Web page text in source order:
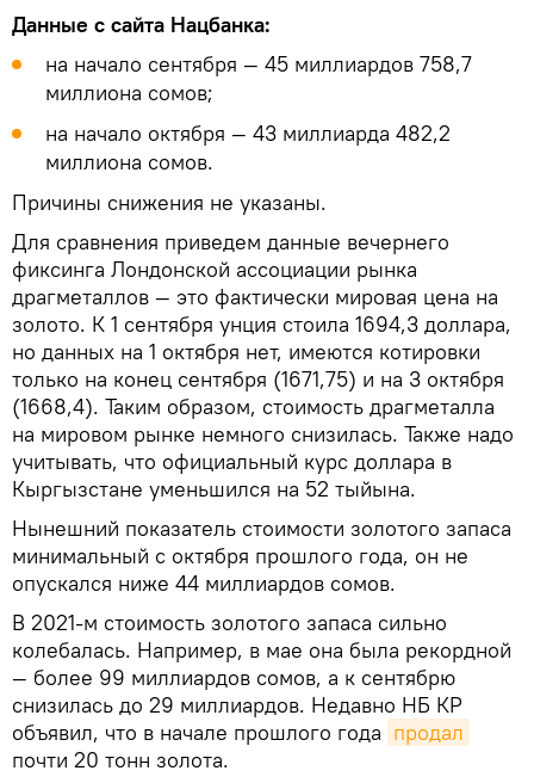
Данные с сайта Нацбанка:
на начало сентября — 45 миллиардов 758,7
миллиона сомов;
на начало октября — 43 миллиарда 482,2
миллиона сомов.
Причины снижения не указаны.
Для сравнения приведем данные вечернего
фиксинга Лондонской ассоциации рынка
драгметаллов — это фактически мировая цена на
золото. К 1 сентября унция стоила 1694,3 доллара,
но данных на 1 октября нет, имеются котировки
только на конец сентября (1671,75) и на 3 октября
(1668,4). Таким образом, стоимость драгметалла
на мировом рынке немного снизилась. Также надо
учитывать, что официальный курс доллара в
Кыргызстане уменьшился на 52 тыйына.
Нынешний показатель стоимости золотого запаса
минимальный с октября прошлого года, он не
опускался ниже 44 миллиардов сомов.
В 2021-м стоимость золотого запаса сильно
колебалась. Например, в мае она была рекордной
— более 99 миллиардов сомов, а к сентябрю
снизилась до 29 миллиардов. Недавно НБ КР
объявил, что в начале прошлого года продал
почти 20 тонн золота.